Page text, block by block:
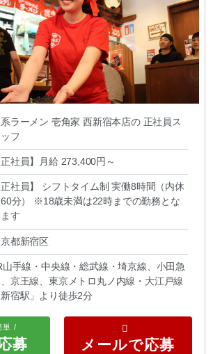
ラーメン 壱角家 西新宿本店の 正社員ス
フ
正社員】月給 273,400円～
正社員】 シフトタイム制 実働8時間（内休
分） ※18歳未満は22時までの勤務とな
ます
都新宿区
山手線・中央線・総武線・埼京線、小田急
京王線、東京メトロ丸ノ内線・大江戸線
新宿駅」より徒歩2分
単 /
募